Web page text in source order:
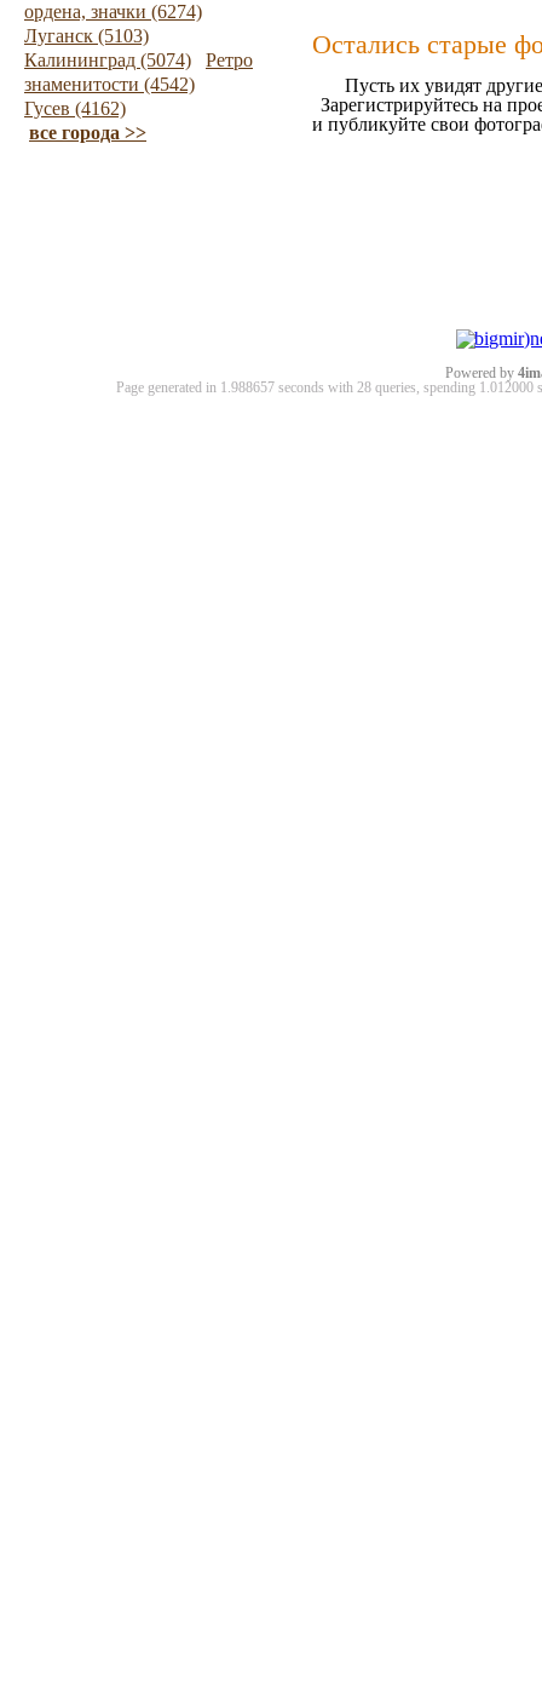
ордена, значки (6274)
Луганск (5103)
Калининград (5074)
Ретро
знаменитости (4542)
Гусев (4162)
все города >>
Остались старые
Пусть их увидят
Зарегистрируйтесь на
и публикуйте свои
Powered by
Page generated in 1.988657 seconds with 28 queries, spending